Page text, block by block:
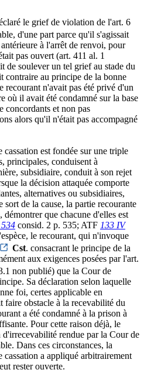
le grief de violation de l'art. 6
d'une part parce qu'il s'agissait
à l'arrêt de renvoi, pour
pas ouvert (art. 411 al. 1
de soulever un tel grief au stade du
contraire au principe de la bonne
recourant n'avait pas été privé d'un
où il avait été condamné sur la base
concordants et non pas
alors qu'il n'était pas accompagné
est fondée sur une triple
principales, conduisent à
subsidiaire, conduit à son rejet
la décision attaquée comporte
alternatives ou subsidiaires,
sort de la cause, la partie recourante
que chacune d'elles est
consid. 2 p. 535; ATF 133 IV
le recourant, qui n'invoque
Cst. consacrant le principe de la
aux exigences posées par l'art.
non publié) que la Cour de
Sa déclaration selon laquelle
foi, certes applicable en
faire obstacle à la recevabilité du
a été condamné à la prison à
Pour cette raison déjà, le
rendue par la Cour de
Dans ces circonstances, la
a appliqué arbitrairement
rester ouverte.